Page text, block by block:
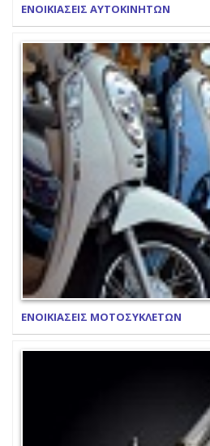
ΕΝΟΙΚΙΑΣΕΙΣ ΑΥΤΟΚΙΝΗΤΩΝ
ΕΝΟΙΚΙΑΣΕΙΣ ΜΟΤΟΣΥΚΛΕΤΩΝ